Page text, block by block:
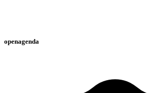
openagenda